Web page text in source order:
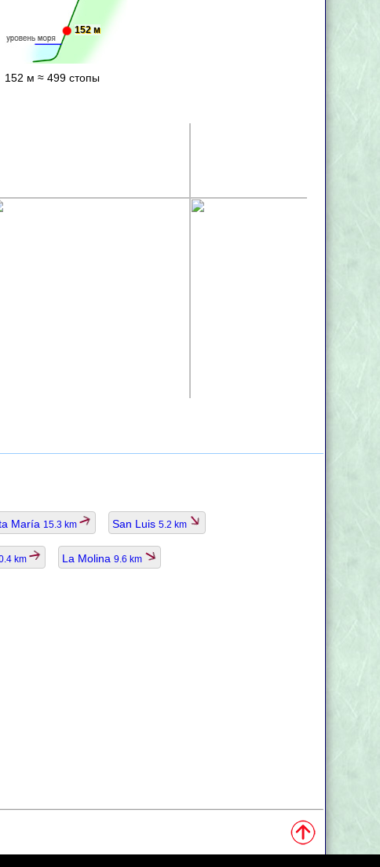
152 м
152 м ≈ 499 стопы
María 15.3 km San Luis 5.2 km
km La Molina 9.6 km